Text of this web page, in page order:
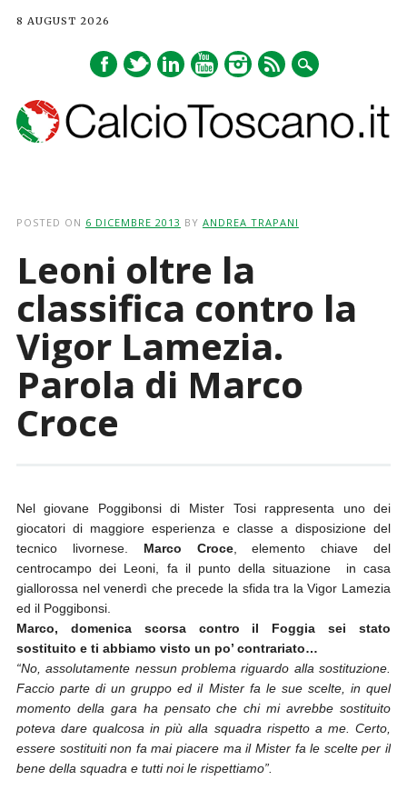
8 AUGUST 2026
POSTED ON 6 DICEMBRE 2013 BY ANDREA TRAPANI
Leoni oltre la
classifica contro la
Vigor Lamezia.
Parola di Marco
Croce
Nel giovane Poggibonsi di Mister Tosi rappresenta uno dei
giocatori di maggiore esperienza e classe a disposizione del
tecnico livornese. Marco Croce, elemento chiave del
centrocampo dei Leoni, fa il punto della situazione in casa
giallorossa nel venerdì che precede la sfida tra la Vigor Lamezia
ed il Poggibonsi.
Marco, domenica scorsa contro il Foggia sei stato
sostituito e ti abbiamo visto un po’ contrariato…
“No, assolutamente nessun problema riguardo alla sostituzione.
Faccio parte di un gruppo ed il Mister fa le sue scelte, in quel
momento della gara ha pensato che chi mi avrebbe sostituito
poteva dare qualcosa in più alla squadra rispetto a me. Certo,
essere sostituiti non fa mai piacere ma il Mister fa le scelte per il
bene della squadra e tutti noi le rispettiamo”.